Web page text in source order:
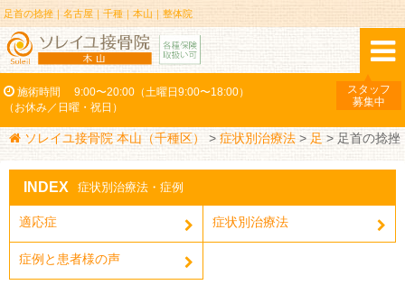
足首の捻挫｜名古屋｜千種｜本山｜整体院
施術時間
9:00〜20:00（土曜日9:00〜18:00）
（お休み／日曜・祝日）
スタッフ
募集中
ソレイユ接骨院 本山（千種区） >症状別治療法 > 足 > 足首の捻挫
INDEX 症状別治療法・症例
適応症 症状別治療法
症例と患者様の声